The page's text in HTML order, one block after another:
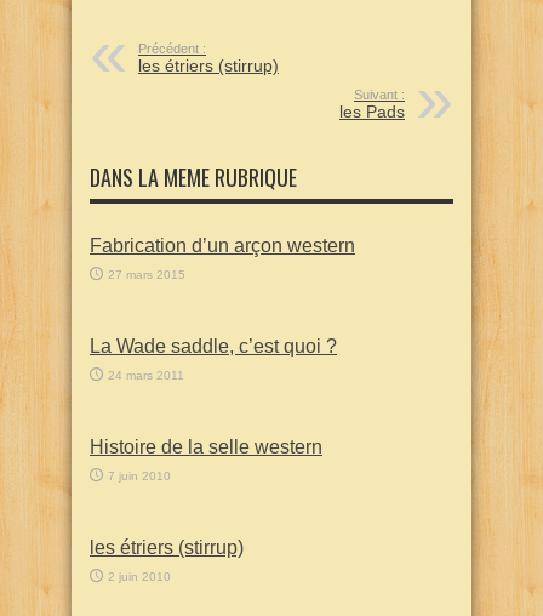
Précédent :
les étriers (stirrup)
Suivant :
les Pads
DANS LA MEME RUBRIQUE
Fabrication d’un arçon western
27 mars 2015
La Wade saddle, c’est quoi ?
24 mars 2011
Histoire de la selle western
7 juin 2010
les étriers (stirrup)
2 juin 2010